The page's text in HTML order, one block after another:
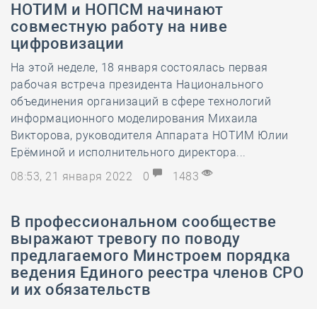
НОТИМ и НОПСМ начинают
совместную работу на ниве
цифровизации
На этой неделе, 18 января состоялась первая
рабочая встреча президента Национального
объединения организаций в сфере технологий
информационного моделирования Михаила
Викторова, руководителя Аппарата НОТИМ Юлии
Ерёминой и исполнительного директора...
08:53, 21 января 2022
0 1483
В профессиональном сообществе
выражают тревогу по поводу
предлагаемого Минстроем порядка
ведения Единого реестра членов СРО
и их обязательств